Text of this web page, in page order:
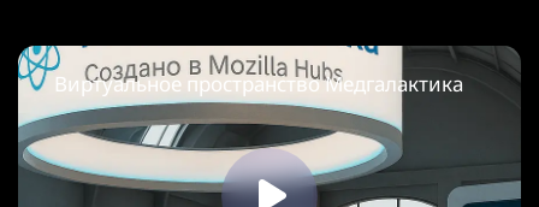
Виртуальное пространство Медгалактика